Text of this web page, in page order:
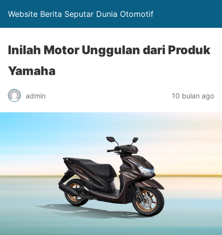
Website Berita Seputar Dunia Otomotif
Inilah Motor Unggulan dari Produk
Yamaha
admin 10 bulan ago